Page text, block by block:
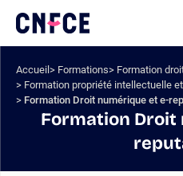
contenu
menu
Logo
site
Accueil Formations
Formation
Formation propriété intellectuelle
Formation Droit numérique et e-
Formation Droit